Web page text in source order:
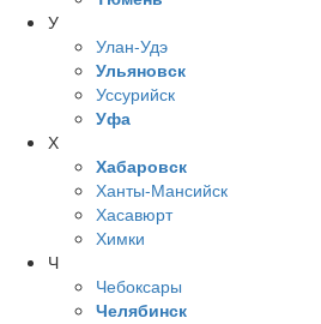
У
Улан-Удэ
Ульяновск
Уссурийск
Уфа
Х
Хабаровск
Ханты-Мансийск
Хасавюрт
Химки
Ч
Чебоксары
Челябинск